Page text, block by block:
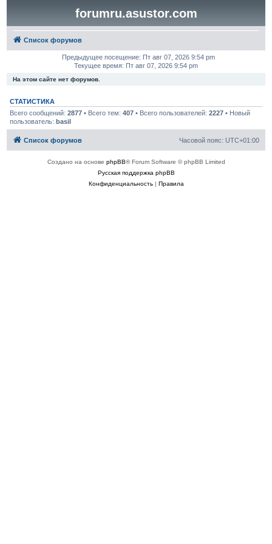
forumru.asustor.com
Список форумов
Предыдущее посещение: Пт авг 07, 2026 9:54 pm
Текущее время: Пт авг 07, 2026 9:54 pm
На этом сайте нет форумов.
СТАТИСТИКА
Всего сообщений: 2877• Всего тем: 407• Всего пользователей: 2227• Новый
пользователь: basil
Список форумов Часовой пояс: UTC+01:00
Создано на основе phpBB® Forum Software © phpBB Limited
Русская поддержка phpBB
Конфиденциальность| Правила